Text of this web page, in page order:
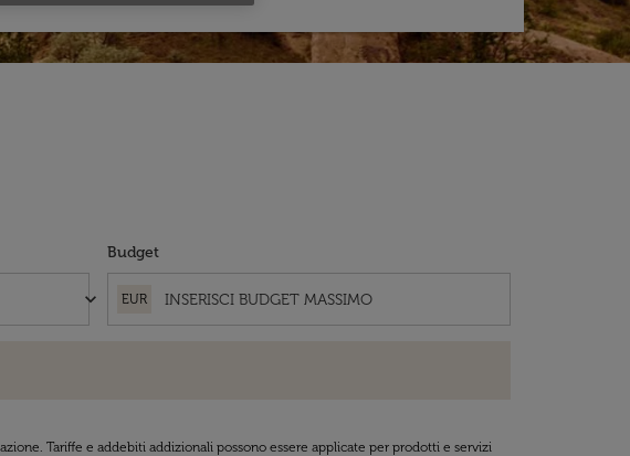
keyboard_arrow_down
Budget
EUR
Tariffe e addebiti addizionali possono essere applicate per prodotti e servizi